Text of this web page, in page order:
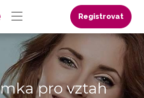
Registrovat
pro vztah